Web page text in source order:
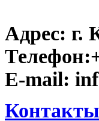
Адрес: г.
Телефон:
E-mail:
Контакты